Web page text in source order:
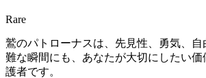
Rare
鷲のパトローナスは、先見性、勇気、自
難な瞬間にも、あなたが大切にしたい
護者です。